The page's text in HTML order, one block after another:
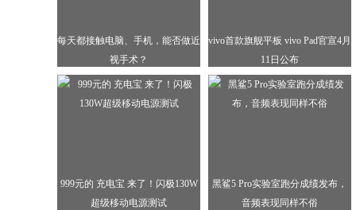
每天都接触电脑、手机，能否做近
视手术？
vivo首款旗舰平板 vivo Pad官宣4月
11日公布
999元的 充电宝 来了！闪极130W
超级移动电源测试
黑鲨5 Pro实验室跑分成绩发布，
音频表现同样不俗